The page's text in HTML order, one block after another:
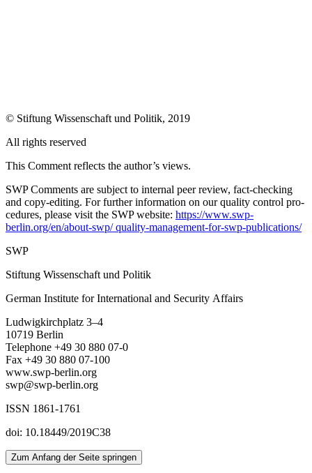
© Stiftung Wissenschaft und Politik, 2019
All rights reserved
This Comment reflects the author’s views.
SWP Comments are subject to internal peer review, fact-checking
and copy-editing. For further information on our quality control pro­
cedures, please visit the SWP website: https://www.swp-
berlin.org/en/about-swp/ quality-management-for-swp-publications/
SWP
Stiftung Wissenschaft und Politik
German Institute for International and Security Affairs
Ludwigkirchplatz 3–4
10719 Berlin
Telephone +49 30 880 07-0
Fax +49 30 880 07-100
www.swp-berlin.org
swp@swp-berlin.org
ISSN 1861-1761
doi: 10.18449/2019C38
Zum Anfang der Seite springen